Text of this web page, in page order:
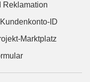
Reklamation
ID
Marktplatz